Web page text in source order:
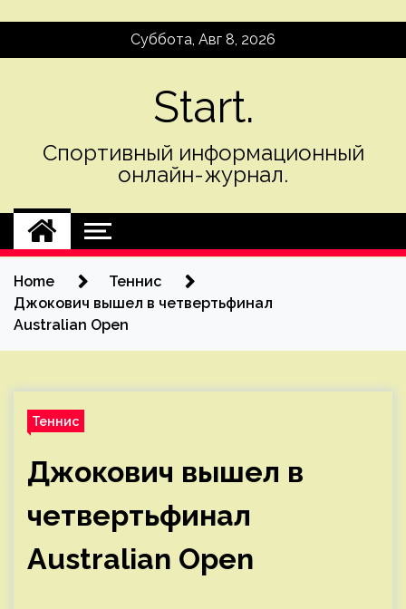
Суббота, Авг 8, 2026
Start.
Спортивный информационный
онлайн-журнал.
Home
Теннис
Джокович вышел в четвертьфинал
Australian Open
Теннис
Джокович вышел в
четвертьфинал
Australian Open